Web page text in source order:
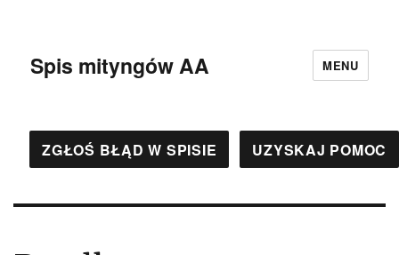
Spis mityngów AA MENU
ZGŁOŚ BŁĄD W SPISIE UZYSKAJ POMOC